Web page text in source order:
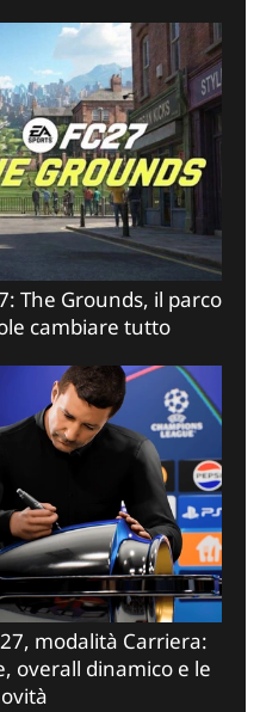
The Grounds, il parco
cambiare tutto
modalità Carriera:
overall dinamico e le